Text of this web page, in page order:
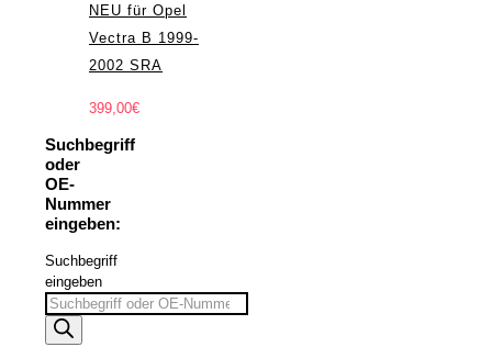
NEU für Opel
Vectra B 1999-
2002 SRA
399,00€
Suchbegriff
oder
OE-
Nummer
eingeben:
Suchbegriff
eingeben